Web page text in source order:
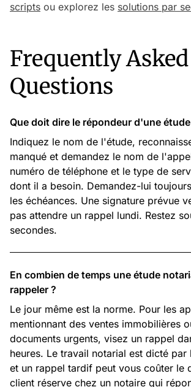
scripts ou explorez les solutions par
Frequently Asked
Questions
Que doit dire le répondeur d'une
Indiquez le nom de l'étude,
manqué et demandez le nom de
numéro de téléphone et le type de
dont il a besoin. Demandez-lui
les échéances. Une signature prévue
pas attendre un rappel lundi. Restez
secondes.
En combien de temps une étude
rappeler ?
Le jour même est la norme. Pour les
mentionnant des ventes immobilières
documents urgents, visez un rappel
heures. Le travail notarial est dicté par
et un rappel tardif peut vous coûter le
client réserve chez un notaire qui